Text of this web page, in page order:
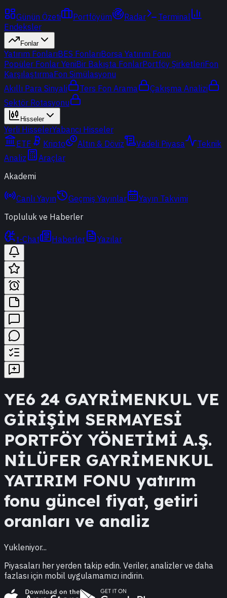
Günün Özeti Portföyüm Radar
Terminal
Endeksler
Fonlar
Yatırım FonlarıBES FonlarıBorsa Yatırım Fonu
Popüler Fonlar YeniBir Bakışta FonlarPortföy ŞirketleriFon
KarşılaştırmaFon Simülasyonu
Akıllı Para Sinyali
Ters Fon Arama
Çakışma Analizi
Sektör Rotasyonu
Hisseler
Yerli HisselerYabancı Hisseler
ETF
Kripto Altın & Döviz Vadeli Piyasa
Teknik
Analiz
Araçlar
Akademi
Canlı Yayın Geçmiş Yayınlar
Yayın Takvimi
Topluluk ve Haberler
t-Chat Haberler Yazılar
YE6 24 GAYRİMENKUL VE
GİRİŞİM SERMAYESİ
PORTFÖY YÖNETİMİ A.Ş.
NİLÜFER GAYRİMENKUL
YATIRIM FONU yatırım
fonu güncel fiyat, getiri
oranları ve analiz
Yukleniyor...
Piyasaları her yerden takip edin. Veriler, analizler ve daha
fazlası için mobil uygulamamızı indirin.